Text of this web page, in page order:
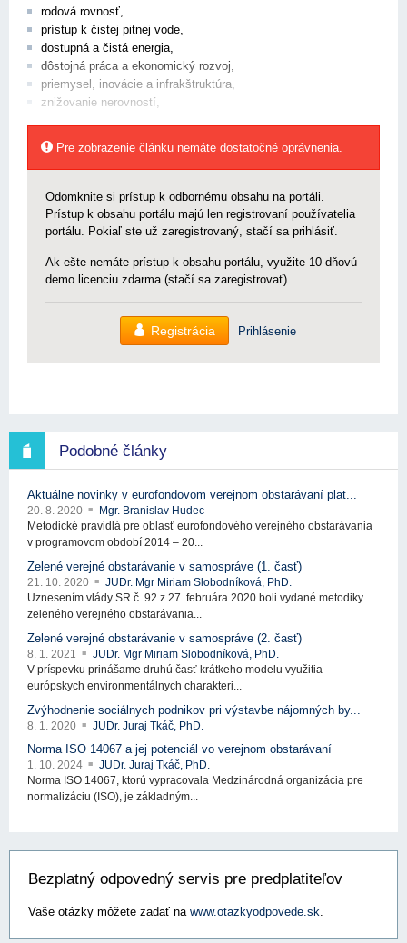
rodová rovnosť,
prístup k čistej pitnej vode,
dostupná a čistá energia,
dôstojná práca a ekonomický rozvoj,
priemysel, inovácie a infrakštruktúra,
znižovanie nerovností,
Pre zobrazenie článku nemáte dostatočné oprávnenia.
Odomknite si prístup k odbornému obsahu na portáli.
Prístup k obsahu portálu majú len registrovaní používatelia
portálu. Pokiaľ ste už zaregistrovaný, stačí sa prihlásiť.
Ak ešte nemáte prístup k obsahu portálu, využite 10-dňovú
demo licenciu zdarma (stačí sa zaregistrovať).
Registrácia Prihlásenie
Podobné články
Aktuálne novinky v eurofondovom verejnom obstarávaní plat...
20. 8. 2020
Mgr. Branislav Hudec
Metodické pravidlá pre oblasť eurofondového verejného obstarávania
v programovom období 2014 – 20...
Zelené verejné obstarávanie v samospráve (1. časť)
21. 10. 2020
JUDr. Mgr Miriam Slobodníková, PhD.
Uznesením vlády SR č. 92 z 27. februára 2020 boli vydané metodiky
zeleného verejného obstarávania...
Zelené verejné obstarávanie v samospráve (2. časť)
8. 1. 2021
JUDr. Mgr Miriam Slobodníková, PhD.
V príspevku prinášame druhú časť krátkeho modelu využitia
európskych environmentálnych charakteri...
Zvýhodnenie sociálnych podnikov pri výstavbe nájomných by...
8. 1. 2020 JUDr. Juraj Tkáč, PhD.
Norma ISO 14067 a jej potenciál vo verejnom obstarávaní
1. 10. 2024
JUDr. Juraj Tkáč, PhD.
Norma ISO 14067, ktorú vypracovala Medzinárodná organizácia pre
normalizáciu (ISO), je základným...
Bezplatný odpovedný servis pre predplatiteľov
Vaše otázky môžete zadať na www.otazkyodpovede.sk.